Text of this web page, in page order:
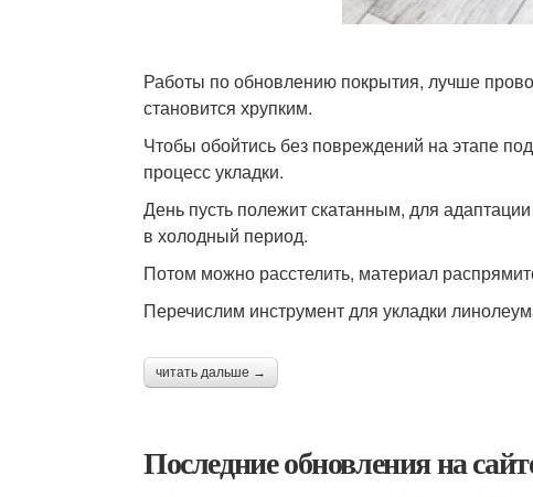
Работы по обновлению покрытия, лучше
становится хрупким.
Чтобы обойтись без повреждений на этапе
процесс укладки.
День пусть полежит скатанным, для
в холодный период.
Потом можно расстелить, материал
Перечислим инструмент для укладки
читать дальше →
Последние обновления на